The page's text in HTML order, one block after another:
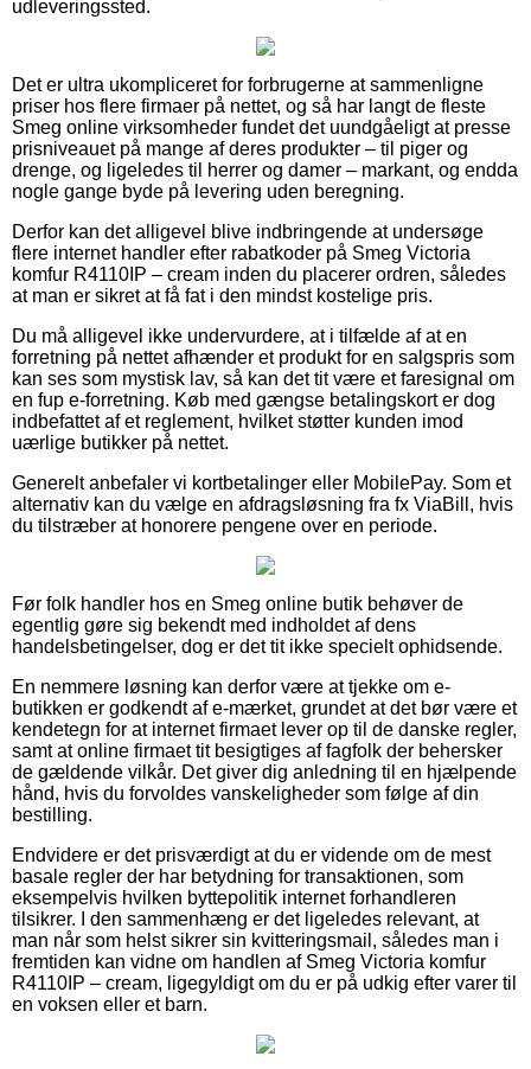
udleveringssted.
Det er ultra ukompliceret for forbrugerne at sammenligne
priser hos flere firmaer på nettet, og så har langt de fleste
Smeg online virksomheder fundet det uundgåeligt at presse
prisniveauet på mange af deres produkter – til piger og
drenge, og ligeledes til herrer og damer – markant, og endda
nogle gange byde på levering uden beregning.
Derfor kan det alligevel blive indbringende at undersøge
flere internet handler efter rabatkoder på Smeg Victoria
komfur R4110IP – cream inden du placerer ordren, således
at man er sikret at få fat i den mindst kostelige pris.
Du må alligevel ikke undervurdere, at i tilfælde af at en
forretning på nettet afhænder et produkt for en salgspris som
kan ses som mystisk lav, så kan det tit være et faresignal om
en fup e-forretning. Køb med gængse betalingskort er dog
indbefattet af et reglement, hvilket støtter kunden imod
uærlige butikker på nettet.
Generelt anbefaler vi kortbetalinger eller MobilePay. Som et
alternativ kan du vælge en afdragsløsning fra fx ViaBill, hvis
du tilstræber at honorere pengene over en periode.
Før folk handler hos en Smeg online butik behøver de
egentlig gøre sig bekendt med indholdet af dens
handelsbetingelser, dog er det tit ikke specielt ophidsende.
En nemmere løsning kan derfor være at tjekke om e-
butikken er godkendt af e-mærket, grundet at det bør være et
kendetegn for at internet firmaet lever op til de danske regler,
samt at online firmaet tit besigtiges af fagfolk der behersker
de gældende vilkår. Det giver dig anledning til en hjælpende
hånd, hvis du forvoldes vanskeligheder som følge af din
bestilling.
Endvidere er det prisværdigt at du er vidende om de mest
basale regler der har betydning for transaktionen, som
eksempelvis hvilken byttepolitik internet forhandleren
tilsikrer. I den sammenhæng er det ligeledes relevant, at
man når som helst sikrer sin kvitteringsmail, således man i
fremtiden kan vidne om handlen af Smeg Victoria komfur
R4110IP – cream, ligegyldigt om du er på udkig efter varer til
en voksen eller et barn.